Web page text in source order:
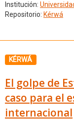
Institución:
Repositorio: Kérwá
KÉRWÁ
El golpe de
caso para el
internacional